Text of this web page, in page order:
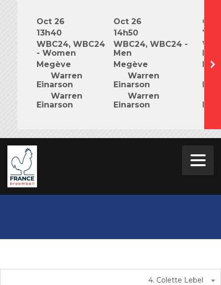
Oct 26
13h40
WBC24, WBC24
- Women
Megève
Warren
Einarson
Warren
Einarson
Oct 26
14h50
WBC24, WBC24 -
Men
Megève
Warren
Einarson
Warren
Einarson
Oct
4. Colette Lebel